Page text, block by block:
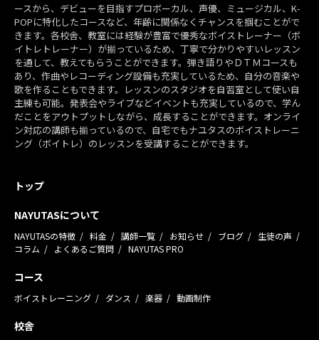
ースから、デビューを目指すプロボーカル、声優、ミュージカル、K-
POPに特化したコースなど、年齢に関係なくチャンスを掴むことがで
きます。各校舎、教室には経験が豊富で優秀なボイストレーナー（ボ
イトレトレーナー）が揃っているため、丁寧で分かりやすいレッスン
を通して、教えてもらうことができます。弾き語りやＤＴＭコースも
あり、作曲やレコーディング設備も充実しているため、自分の音楽や
歌を作ることもできます。レッスンのスタジオを自習室として使い自
主練も可能。発表会やライブなどイベントも充実しているので、学ん
だことをアウトプットしながら、成長することができます。オンライ
ン対応の講師も揃っているので、自宅でもナユタスのボイストレーニ
ング（ボイトレ）のレッスンを受講することができます。
トップ
NAYUTASについて
NAYUTASの特徴 料金 講師一覧 お知らせ ブログ
生徒の声
コラム
よくあるご質問 NAYUTAS PRO
コース
ボイストレーニング ダンス 楽器 動画制作
校舎